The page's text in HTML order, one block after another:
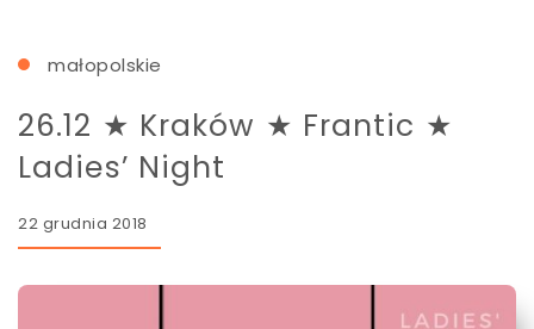
małopolskie
26.12 ★ Kraków ★ Frantic ★
Ladies’ Night
22 grudnia 2018